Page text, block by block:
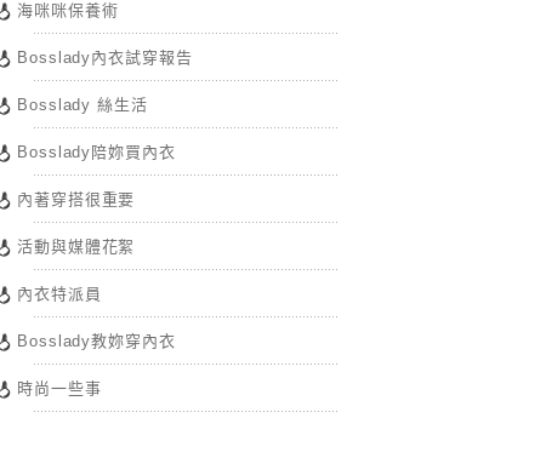
海咪咪保養術
Bosslady內衣試穿報告
Bosslady 絲生活
Bosslady陪妳買內衣
內著穿搭很重要
活動與媒體花絮
內衣特派員
Bosslady教妳穿內衣
時尚一些事